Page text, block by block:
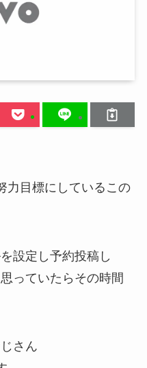
力目標にしているこの
設定し予約投稿し
っていたらその時間
さん